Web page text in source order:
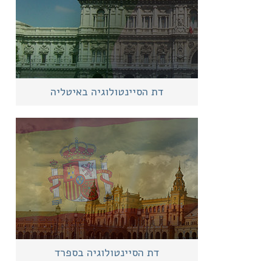
דת הסיינטולוגיה באיטליה
דת הסיינטולוגיה בספרד